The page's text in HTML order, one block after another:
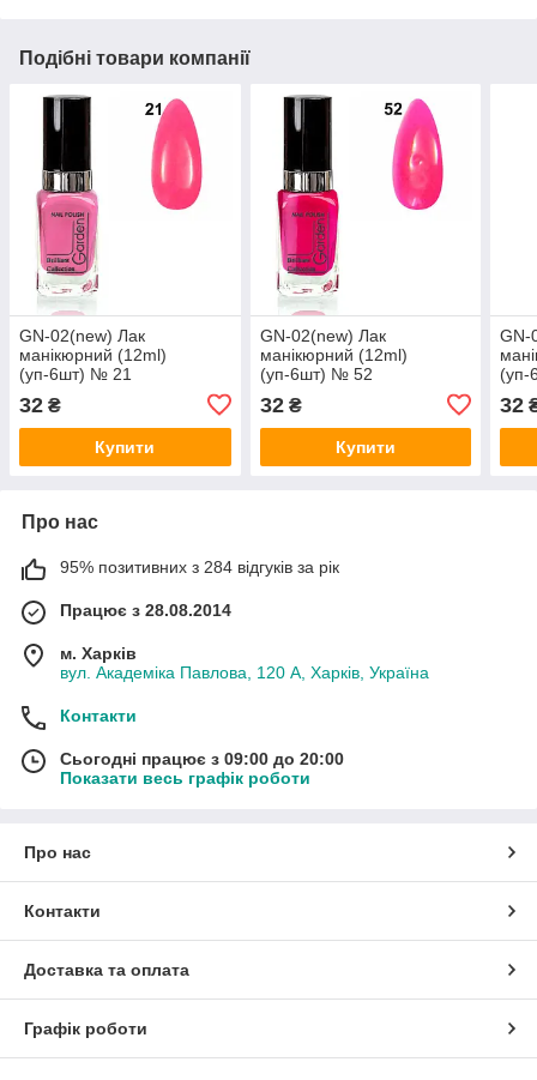
Подібні товари компанії
GN-02(new) Лак
манікюрний (12ml)
(уп-6шт) № 21
32 ₴
Купити
GN-02(new) Лак
манікюрний (12ml)
(уп-6шт) № 52
32₴
Купити
GN-
32
Про нас
95% позитивних з 284 відгуків за рік
Працює з 28.08.2014
м. Харків
вул. Академіка Павлова, 120 А, Харків, Україна
Контакти
Сьогодні працює з 09:00 до 20:00
Показати весь графік роботи
Про нас
Контакти
Доставка та оплата
Графік роботи